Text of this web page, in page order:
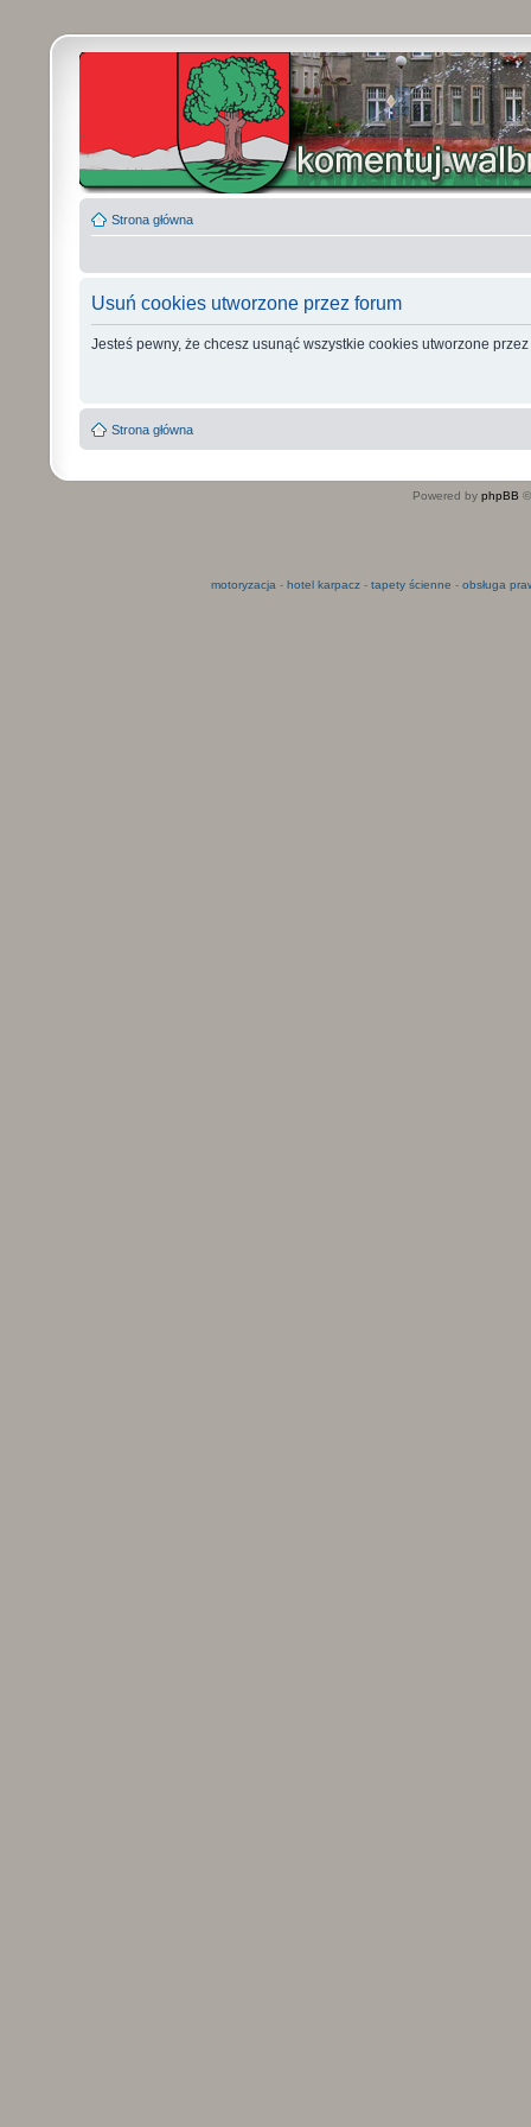
Strona główna
Usuń cookies utworzone przez forum
Jesteś pewny, że chcesz usunąć wszystkie cookies utworzone
Strona główna
Powered by phpBB
motoryzacja - hotel karpacz- tapety ścienne - obsługa